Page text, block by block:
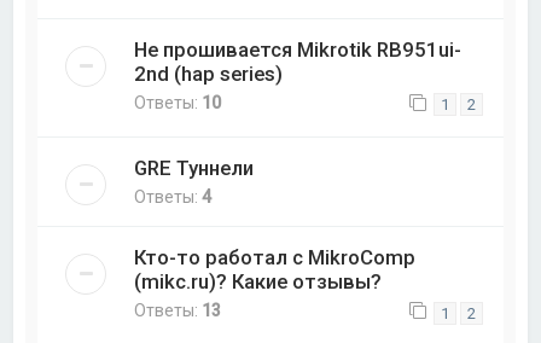
Не прошивается Mikrotik RB951ui-
2nd (hap series)
Ответы: 10 1 2
GRE Туннели
Ответы:4
Кто-то работал с MikroComp
(mikc.ru)? Какие отзывы?
Ответы: 13 1 2